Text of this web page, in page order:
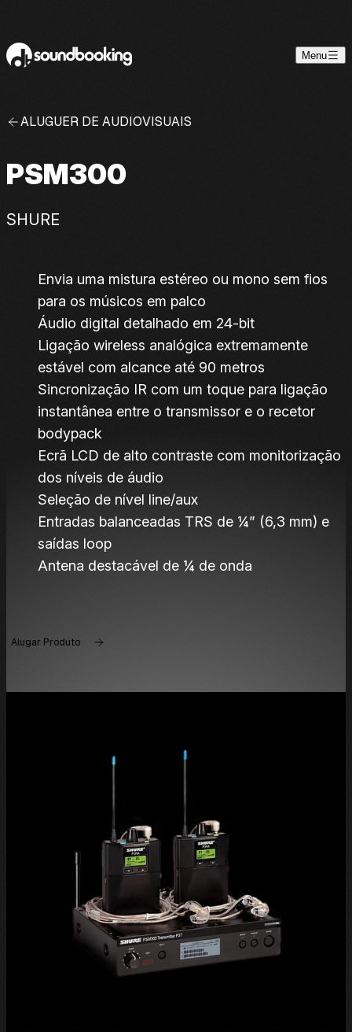
Menu
ALUGUER DE AUDIOVISUAIS
PSM300
SHURE
Envia uma mistura estéreo ou mono sem fios
para os músicos em palco
Áudio digital detalhado em 24-bit
Ligação wireless analógica extremamente
estável com alcance até 90 metros
Sincronização IR com um toque para ligação
instantânea entre o transmissor e o recetor
bodypack
Ecrã LCD de alto contraste com monitorização
dos níveis de áudio
Seleção de nível line/aux
Entradas balanceadas TRS de ¼” (6,3 mm) e
saídas loop
Antena destacável de ¼ de onda
Alugar Produto